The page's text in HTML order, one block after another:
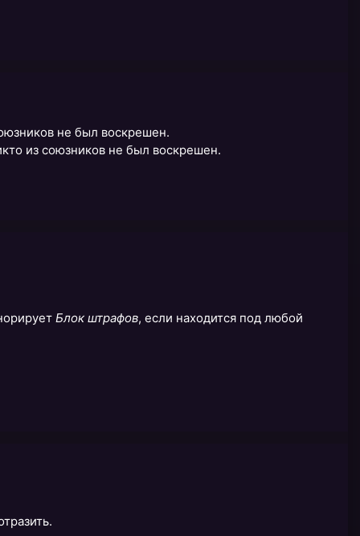
не был воскрешен.
из союзников не был воскрешен.
Блок штрафов, если находится под любой